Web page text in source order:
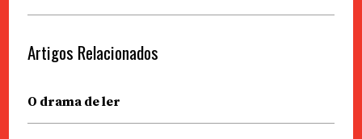
Artigos Relacionados
O drama de ler